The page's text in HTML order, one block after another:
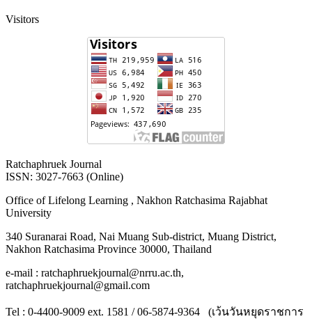
Visitors
Ratchaphruek Journal
ISSN: 3027-7663 (Online)
Office of Lifelong Learning , Nakhon Ratchasima Rajabhat
University
340 Suranarai Road, Nai Muang Sub-district, Muang District,
Nakhon Ratchasima Province 30000, Thailand
e-mail : ratchaphruekjournal@nrru.ac.th,
ratchaphruekjournal@gmail.com
Tel : 0-4400-9009 ext. 1581 / 06-5874-9364 (เว้นวันหยุดราชการ